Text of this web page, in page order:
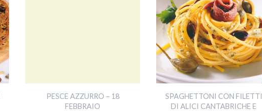
PESCE AZZURRO – 18
FEBBRAIO
SPAGHETTONI CON FILETTI
DI ALICI CANTABRICHE E